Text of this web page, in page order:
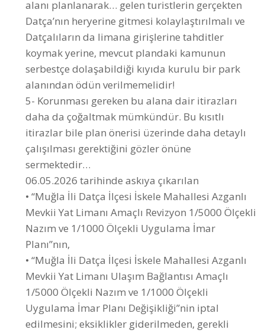
koymak yerine, mevcut plandaki kamunun
serbestçe dolaşabildiği kıyıda kurulu bir park
alanından ödün verilmemelidir!
5- Korunması gereken bu alana dair itirazları
daha da çoğaltmak mümkündür. Bu kısıtlı
itirazlar bile plan önerisi üzerinde daha detaylı
çalışılması gerektiğini gözler önüne
sermektedir…
06.05.2026 tarihinde askıya çıkarılan
• “Muğla İli Datça İlçesi İskele Mahallesi Azganlı
Mevkii Yat Limanı Amaçlı Revizyon 1/5000 Ölçekli
Nazım ve 1/1000 Ölçekli Uygulama İmar
Planı”nın,
• “Muğla İli Datça İlçesi İskele Mahallesi Azganlı
Mevkii Yat Limanı Ulaşım Bağlantısı Amaçlı
1/5000 Ölçekli Nazım ve 1/1000 Ölçekli
Uygulama İmar Planı Değişikliği”nin iptal
edilmesini; eksiklikler giderilmeden, gerekli
bilimsel incelemeler tamamlanmadan ve koruma
amaçlı planlama ilkelerine uygun yeni
değerlendirme yapılmadan yürürlüğe